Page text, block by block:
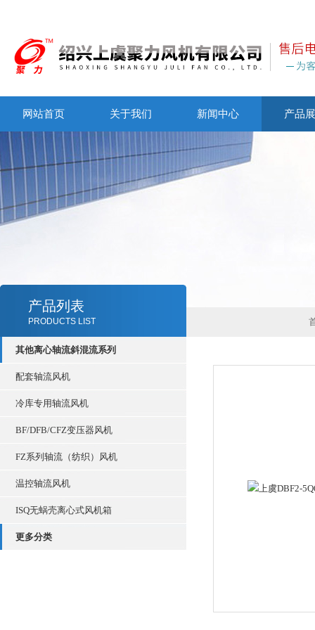
网站首页 关于我们 新闻中心 产品
产品列表
PRODUCTS LIST
其他离心轴流斜混流系列
配套轴流风机
冷库专用轴流风机
BF/DFB/CFZ变压器风机
FZ系列轴流（纺织）风机
温控轴流风机
ISQ无蜗壳离心式风机箱
更多分类